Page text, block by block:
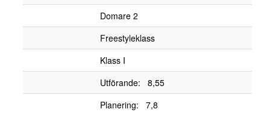
Domare 2
Freestyleklass
Klass I
Utförande: 8,55
Planering: 7,8